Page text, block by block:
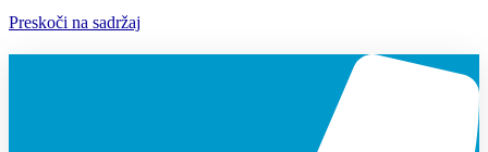
Preskoči na sadržaj